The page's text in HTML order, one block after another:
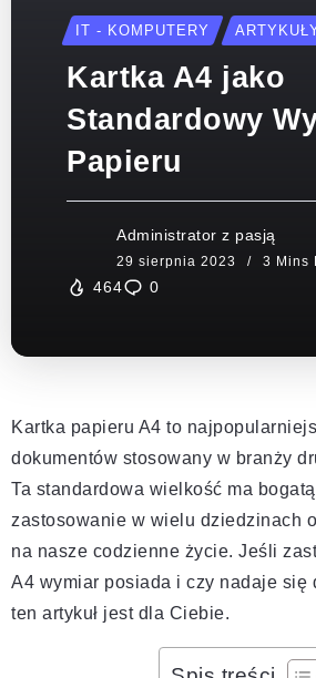
IT - KOMPUTERY
Kartka A4 jako
Standardowy
Papieru
Administrator z pasją
3 Mins
464 0
Kartka papieru A4 to
dokumentów stosowany w branży
Ta standardowa wielkość ma
zastosowanie w wielu dziedzinach
na nasze codzienne życie. Jeśli
A4 wymiar posiada i czy nadaje się
ten artykuł jest dla Ciebie.